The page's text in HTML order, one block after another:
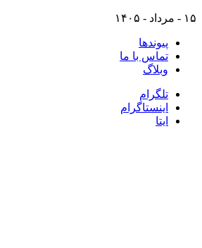
۱۵ - مرداد - ۱۴۰۵
پیوندها
تماس با ما
وبلاگ
تلگرام
اینستاگرام
ایتا